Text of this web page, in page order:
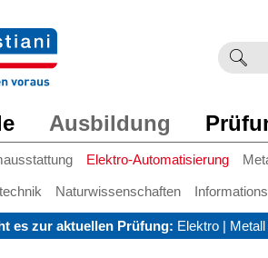
Ausbildung
Elektro-Automatisierung
Naturwissenschaften
es zur aktuellen Prüfung: Elektro | Metall